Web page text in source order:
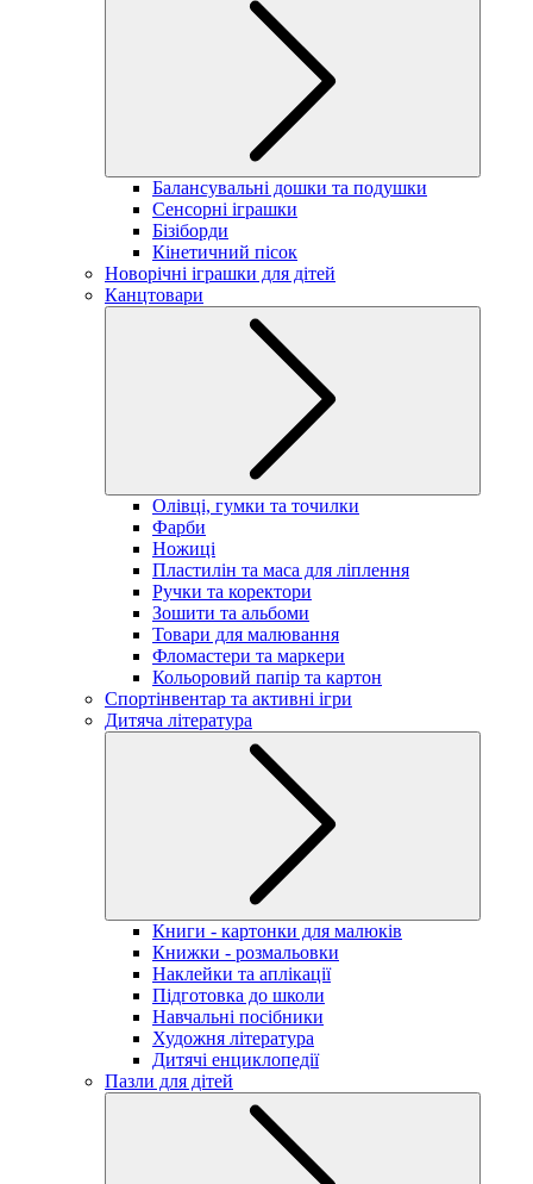
Балансувальні дошки та подушки
Сенсорні іграшки
Бізіборди
Кінетичний пісок
Новорічні іграшки для дітей
Канцтовари
Олівці, гумки та точилки
Фарби
Ножиці
Пластилін та маса для ліплення
Ручки та коректори
Зошити та альбоми
Товари для малювання
Фломастери та маркери
Кольоровий папір та картон
Спортінвентар та активні ігри
Дитяча література
Книги - картонки для малюків
Книжки - розмальовки
Наклейки та аплікації
Підготовка до школи
Навчальні посібники
Художня література
Дитячі енциклопедії
Пазли для дітей